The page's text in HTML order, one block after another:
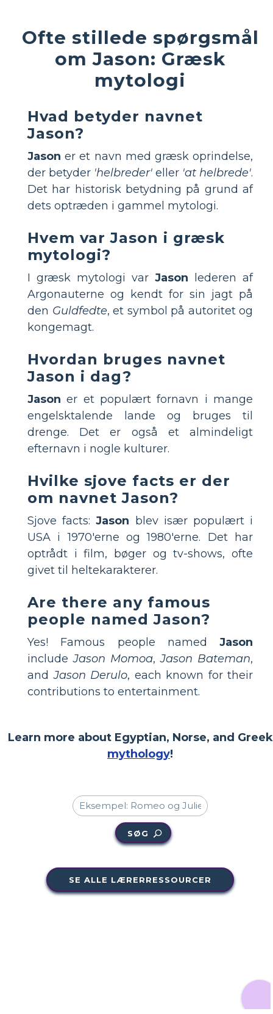
Ofte stillede spørgsmål
om Jason: Græsk
mytologi
Hvad betyder navnet
Jason?
Jason er et navn med græsk oprindelse,
der betyder 'helbreder' eller 'at helbrede'.
Det har historisk betydning på grund af
dets optræden i gammel mytologi.
Hvem var Jason i græsk
mytologi?
I græsk mytologi var Jason lederen af
Argonauterne og kendt for sin jagt på
den Guldfedte, et symbol på autoritet og
kongemagt.
Hvordan bruges navnet
Jason i dag?
Jason er et populært fornavn i mange
engelsktalende lande og bruges til
drenge. Det er også et almindeligt
efternavn i nogle kulturer.
Hvilke sjove facts er der
om navnet Jason?
Sjove facts:Jason blev især populært i
USA i 1970'erne og 1980'erne. Det har
optrådt i film, bøger og tv-shows, ofte
givet til heltekarakterer.
Are there any famous
people named Jason?
Yes! Famous people named Jason
includeJason Momoa,Jason Bateman,
andJason Derulo, each known for their
contributions to entertainment.
Learn more about Egyptian, Norse, and Greek
mythology!
SØG
SE ALLE LÆRERRESSOURCER